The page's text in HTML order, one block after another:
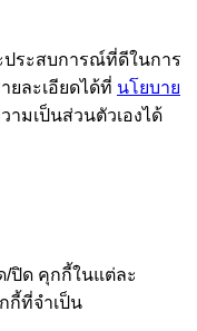
ระสบการณ์ที่ดีในการ
ละเอียดได้ที่ นโยบาย
ามเป็นส่วนตัวเองได้
/ปิด คุกกี้ในแต่ละ
กี้ที่จำเป็น